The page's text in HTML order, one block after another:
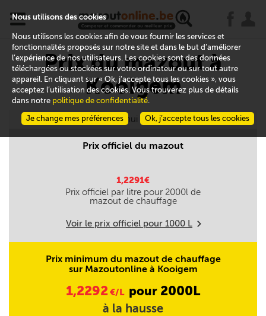
x
Prix du mazout à
Kooigem
Aujourd'hui le 08/08
Prix officiel du mazout
1,2291€
Prix officiel par litre pour 2000l de
mazout de chauffage
Voir le prix officiel pour 1000 L m
Prix minimum du mazout de chauffage
sur Mazoutonline à Kooigem
1,2292€/L pour 2000L
à la hausse
Nous utilisons des cookies
Nous utilisons les cookies afin de vous fournir les services et
fonctionnalités proposés sur notre site et dans le but d’améliorer
l’expérience de nos utilisateurs. Les cookies sont des données
téléchargées ou stockées sur votre ordinateur ou sur tout autre
appareil. En cliquant sur « Ok, j’accepte tous les cookies », vous
acceptez l’utilisation des cookies. Vous trouverez plus de détails
dans notre politique de confidentialité.
Ok, j’accepte tous les cookies
Je change mes préférences